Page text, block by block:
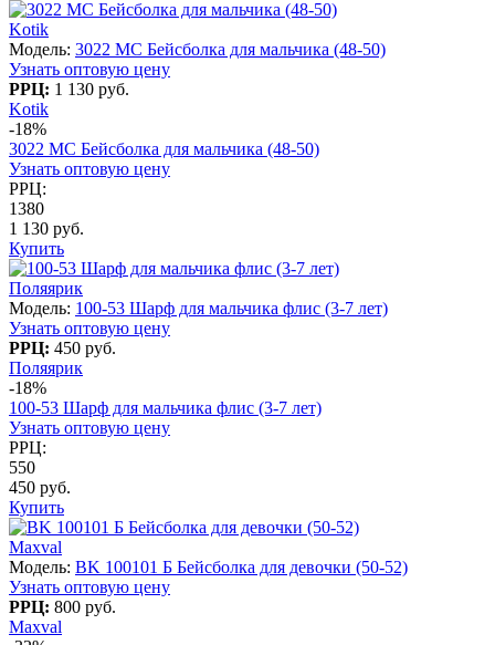
Kotik
Модель: 3022 МC Бейсболка для мальчика (48-50)
Узнать оптовую цену
РРЦ: 1 130 руб.
Kotik
-18%
3022 МC Бейсболка для мальчика (48-50)
Узнать оптовую цену
РРЦ:
1380
1 130 руб.
Купить
Поляярик
Модель: 100-53 Шарф для мальчика флис (3-7 лет)
Узнать оптовую цену
РРЦ: 450 руб.
Поляярик
-18%
100-53 Шарф для мальчика флис (3-7 лет)
Узнать оптовую цену
РРЦ:
550
450 руб.
Купить
Maxval
Модель: BK 100101 Б Бейсболка для девочки (50-52)
Узнать оптовую цену
РРЦ: 800 руб.
Maxval